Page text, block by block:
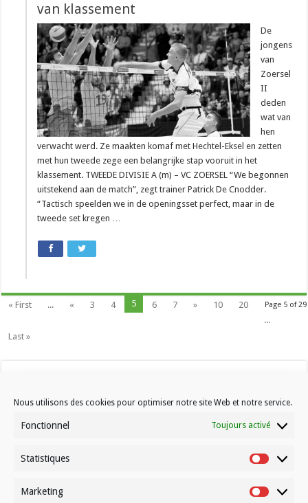
Nous utilisons des cookies pour optimiser notre site Web et notre service.
Fonctionnel Toujours activé
Statistiques
Marketing
van klassement
De
jongens
van
Zoersel
II
deden
wat van
hen
verwacht werd. Ze maakten komaf met Hechtel-Eksel en zetten
met hun tweede zege een belangrijke stap vooruit in het
klassement. TWEEDE DIVISIE A (m) – VC ZOERSEL “We begonnen
uitstekend aan de match”, zegt trainer Patrick De Cnodder.
“Tactisch speelden we in de openingsset perfect, maar in de
tweede set kregen …
Page 5 of 29
« First ... « 3 4 5 6 7 » 10
20
...
Last »
Contactez-nous